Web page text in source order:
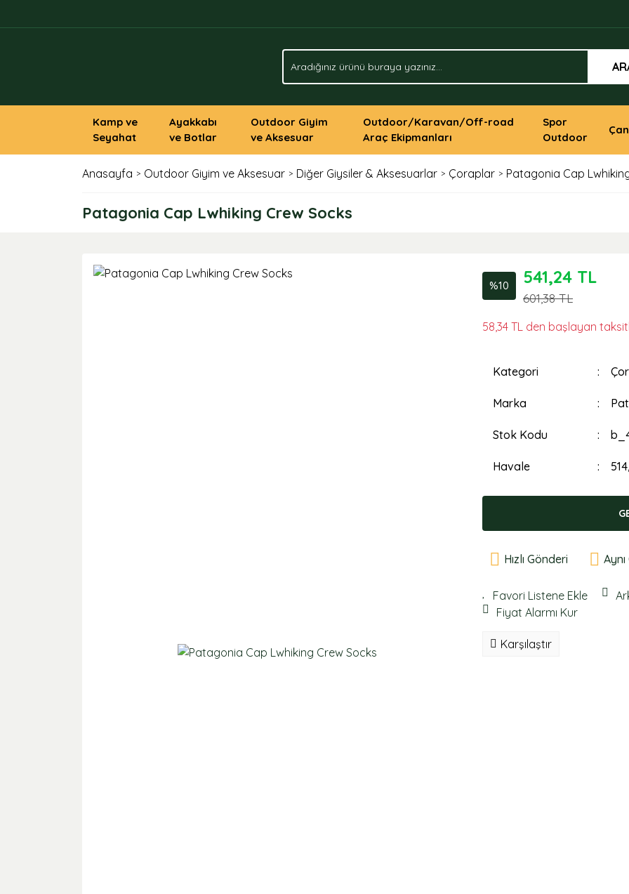
Kamp ve
Seyahat
Ayakkabı
ve Botlar
Outdoor Giyim
ve Aksesuar
Outdoor/Karavan/Off-road
Araç Ekipmanları
Spor
Outdoor
Anasayfa Outdoor Giyim ve Aksesuar Diğer Giysiler & Aksesuarlar Çoraplar Patagonia Cap
Patagonia Cap Lwhiking Crew Socks
%10 541,24 TL
601,38 TL
58,34 TL den başlayan
Kategori
Marka
Stok Kodu
Havale
Hızlı Gönderi
Fiyat Alarmı Kur
Karşılaştır